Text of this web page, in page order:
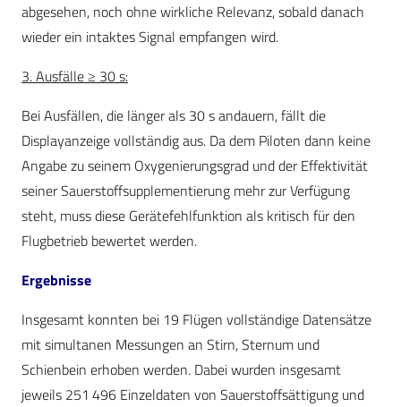
abgesehen, noch ohne wirkliche Relevanz, sobald danach
wieder ein intaktes Signal empfangen wird.
3. Ausfälle ≥ 30 s:
Bei Ausfällen, die länger als 30 s andauern, fällt die
Displayanzeige vollständig aus. Da dem Piloten dann keine
Angabe zu seinem Oxygenierungsgrad und der Effektivität
seiner Sauerstoffsupplementierung mehr zur Verfügung
steht, muss diese Gerätefehlfunktion als kritisch für den
Flugbetrieb bewertet werden.
Ergebnisse
Insgesamt konnten bei 19 Flügen vollständige Datensätze
mit simultanen Messungen an Stirn, Sternum und
Schienbein erhoben werden. Dabei wurden insgesamt
jeweils 251 496 Einzeldaten von Sauerstoffsättigung und